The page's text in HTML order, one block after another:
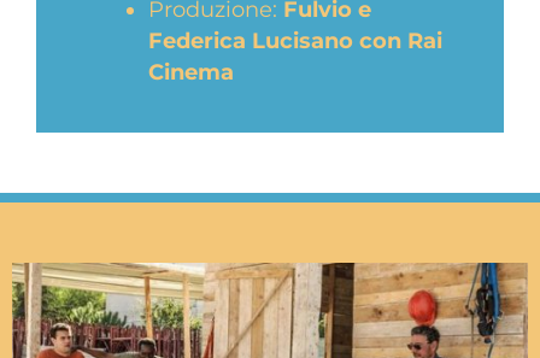
Produzione: Fulvio e
Federica Lucisano con Rai
Cinema